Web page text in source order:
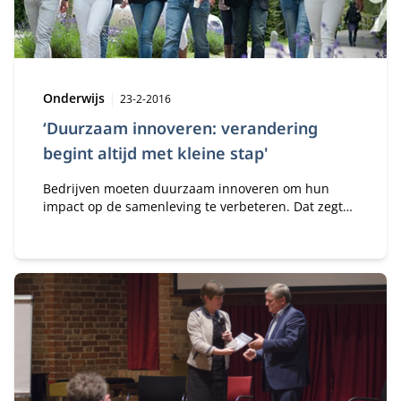
‘Duurzaam innoveren: verandering
begint altijd met kleine stap'
Type:
Onderwijs Publicatiedatum:
23-2-2016
Bedrijven moeten duurzaam innoveren om hun
impact op de samenleving te verbeteren. Dat zegt
Management Programma (FMA). ‘Individuele
professionals kunnen daarin veel betekenen.
Inspirerend vind ik dat.’